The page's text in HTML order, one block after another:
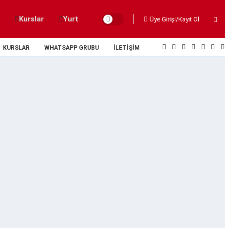
Kurslar Yurt Üye Girişi/Kayıt Ol
KURSLAR WHATSAPP GRUBU İLETIŞIM